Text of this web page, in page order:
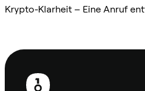
Krypto-Klarheit – Eine Anruf
Fußzeile